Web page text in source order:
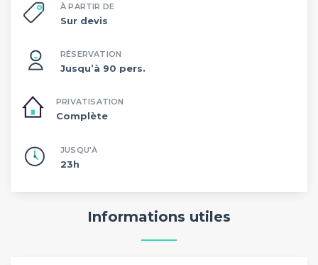
À PARTIR DE
Sur devis
RÉSERVATION
Jusqu’à 90 pers.
PRIVATISATION
Complète
JUSQU'À
23h
Informations utiles